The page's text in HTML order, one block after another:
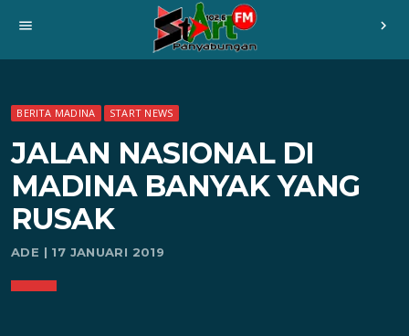
menu chevron_right
BERITA MADINA START NEWS
JALAN NASIONAL DI
MADINA BANYAK YANG
RUSAK
ADE | 17 JANUARI 2019